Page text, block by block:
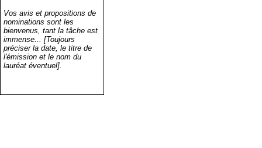
Vos avis et propositions de
nominations sont les
bienvenus, tant la tâche est
immense... [Toujours
préciser la date, le titre de
l'émission et le nom du
lauréat éventuel].